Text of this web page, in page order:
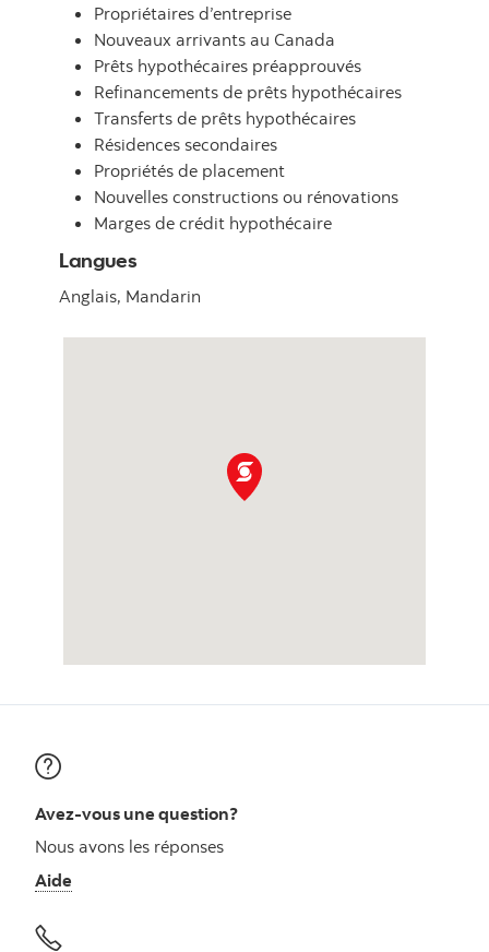
Propriétaires d’entreprise
Nouveaux arrivants au Canada
Prêts hypothécaires préapprouvés
Refinancements de prêts hypothécaires
Transferts de prêts hypothécaires
Résidences secondaires
Propriétés de placement
Nouvelles constructions ou rénovations
Marges de crédit hypothécaire
Langues
Anglais, Mandarin
Avez-vous une question?
Nous avons les réponses
Aide